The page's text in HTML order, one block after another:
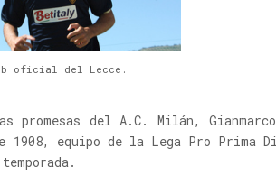
oficial del Lecce.
promesas del A.C. Milán,
1908, equipo de la Lega Pro Prima